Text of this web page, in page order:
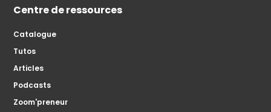
Centre de ressources
Catalogue
Tutos
Articles
Podcasts
Zoom'preneur